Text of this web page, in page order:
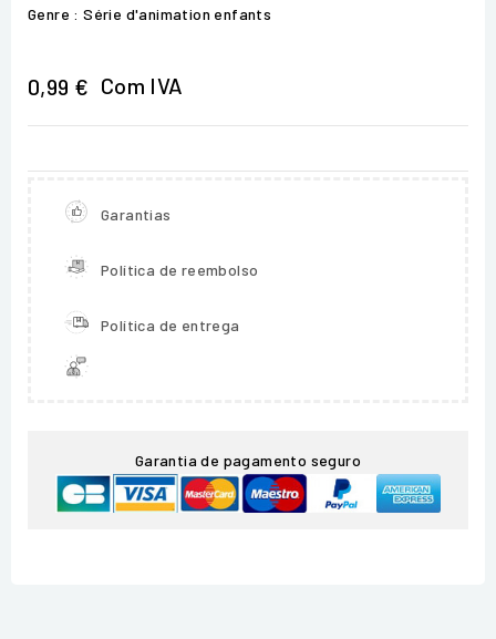
Genre : Série d'animation enfants
0,99 € Com IVA
Garantias
Política de reembolso
Política de entrega
Garantia de pagamento seguro